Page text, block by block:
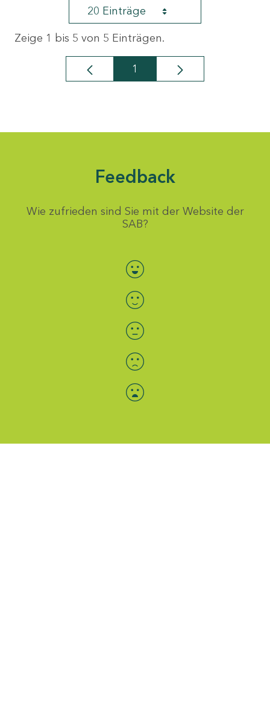
20 Einträge
Zeige 1 bis 5 von 5 Einträgen.
Seite
1
Feedback
Wie zufrieden sind Sie mit der Website der
SAB?
Bewertung auswählen